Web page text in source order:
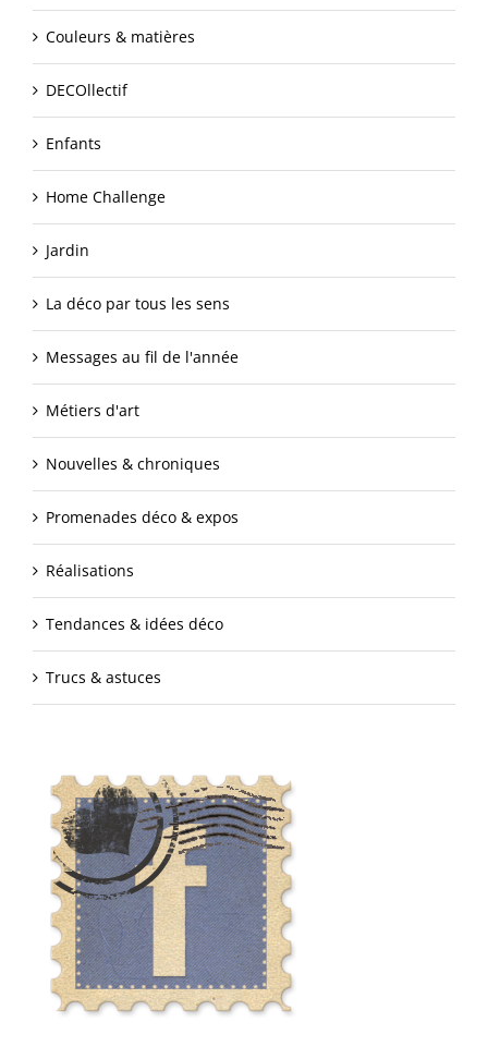
Couleurs & matières
DECOllectif
Enfants
Home Challenge
Jardin
La déco par tous les sens
Messages au fil de l'année
Métiers d'art
Nouvelles & chroniques
Promenades déco & expos
Réalisations
Tendances & idées déco
Trucs & astuces